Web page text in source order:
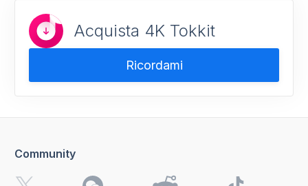
Acquista 4K Tokkit
Ricordami
Community